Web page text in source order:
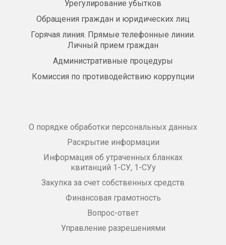
Урегулирование убытков
Обращения граждан и юридических лиц
Горячая линия. Прямые телефонные линии.
Личный прием граждан
Административные процедуры
Комиссия по противодействию коррупции
О порядке обработки персональных данных
Раскрытие информации
Информация об утраченных бланках
квитанций 1-СУ, 1-СУу
Закупка за счет собственных средств
Финансовая грамотность
Вопрос-ответ
Управление разрешениями